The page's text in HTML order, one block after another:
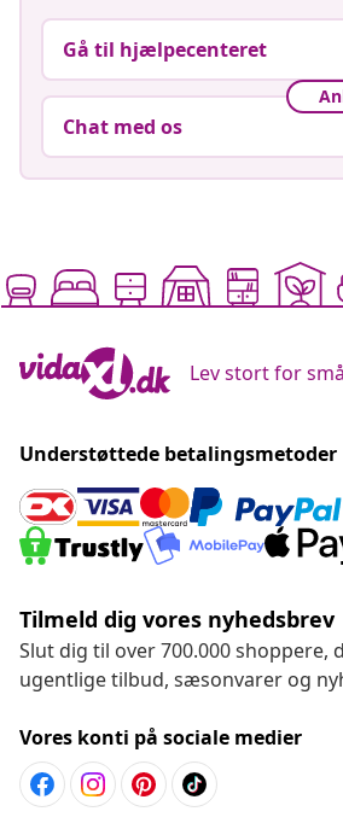
Gå til hjælpecenteret
Chat med os
Lev stort for
Understøttede betalingsmetoder
Tilmeld dig vores nyhedsbrev
Slut dig til over 700.000 shoppere,
ugentlige tilbud, sæsonvarer og
Vores konti på sociale medier